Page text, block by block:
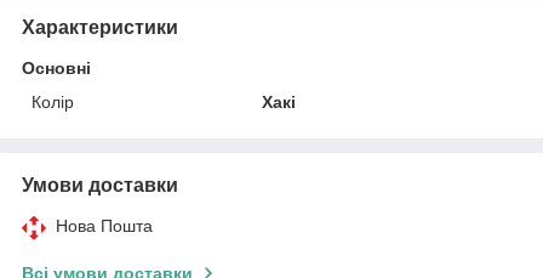
Характеристики
Основні
Колір
Хакі
Умови доставки
Нова Пошта
Всі умови доставки